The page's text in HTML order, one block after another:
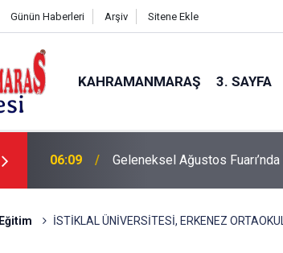
Günün Haberleri Arşiv Sitene Ekle
KAHRAMANMARAŞ 3. SAYFA
06:09 Geleneksel Ağustos
Eğitim İSTİKLAL ÜNİVERSİTESİ, ERKENEZ